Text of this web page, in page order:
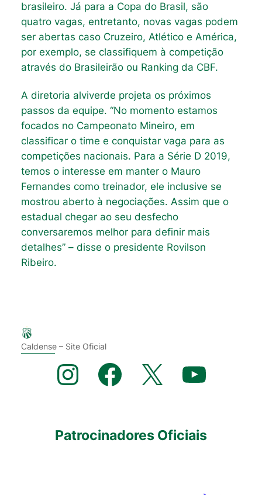
brasileiro. Já para a Copa do Brasil, são
quatro vagas, entretanto, novas vagas podem
ser abertas caso Cruzeiro, Atlético e América,
por exemplo, se classifiquem à competição
através do Brasileirão ou Ranking da CBF.
A diretoria alviverde projeta os próximos
passos da equipe. “No momento estamos
focados no Campeonato Mineiro, em
classificar o time e conquistar vaga para as
competições nacionais. Para a Série D 2019,
temos o interesse em manter o Mauro
Fernandes como treinador, ele inclusive se
mostrou aberto à negociações. Assim que o
estadual chegar ao seu desfecho
conversaremos melhor para definir mais
detalhes” – disse o presidente Rovilson
Ribeiro.
Caldense – Site Oficial
Instagram Facebook X YouTube
Patrocinadores Oficiais